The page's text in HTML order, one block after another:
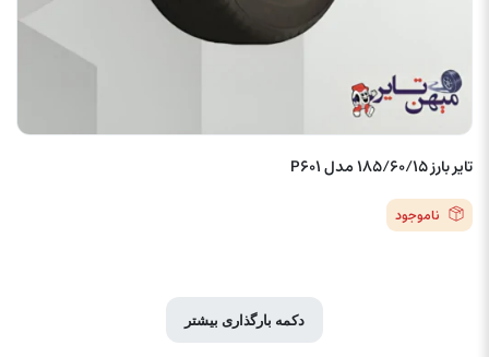
تایر بارز 185/60/15 مدل P601
ناموجود
دکمه بارگذاری بیشتر